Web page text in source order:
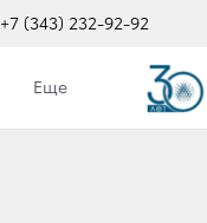
+7 (343) 232-92-92
Еще